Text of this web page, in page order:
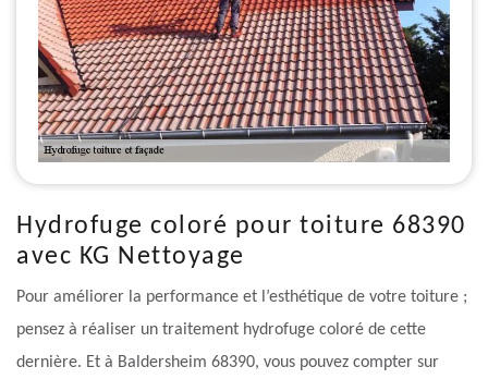
Hydrofuge coloré pour toiture 68390
avec KG Nettoyage
Pour améliorer la performance et l’esthétique de votre toiture ;
pensez à réaliser un traitement hydrofuge coloré de cette
dernière. Et à Baldersheim 68390, vous pouvez compter sur